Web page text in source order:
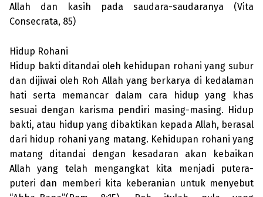
Allah dan kasih pada saudara-saudaranya (Vita
Consecrata, 85)
Hidup Rohani
Hidup bakti ditandai oleh kehidupan rohani yang subur
dan dijiwai oleh Roh Allah yang berkarya di kedalaman
hati serta memancar dalam cara hidup yang khas
sesuai dengan karisma pendiri masing-masing. Hidup
bakti, atau hidup yang dibaktikan kepada Allah, berasal
dari hidup rohani yang matang. Kehi­dupan rohani yang
matang ditandai dengan kesadaran akan kebaikan
Allah yang telah mengangkat kita menjadi putera-
puteri dan memberi kita kebe­ranian untuk menyebut